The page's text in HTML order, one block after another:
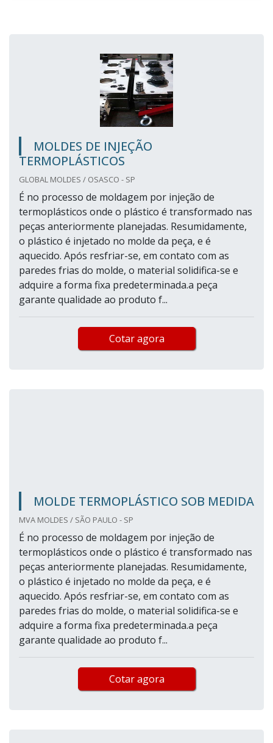
MOLDES DE INJEÇÃO
TERMOPLÁSTICOS
GLOBAL MOLDES / OSASCO - SP
É no processo de moldagem por injeção de
termoplásticos onde o plástico é transformado nas
peças anteriormente planejadas. Resumidamente,
o plástico é injetado no molde da peça, e é
aquecido. Após resfriar-se, em contato com as
paredes frias do molde, o material solidifica-se e
adquire a forma fixa predeterminada.a peça
garante qualidade ao produto f...
Cotar agora
MOLDE TERMOPLÁSTICO SOB MEDIDA
MVA MOLDES / SÃO PAULO - SP
É no processo de moldagem por injeção de
termoplásticos onde o plástico é transformado nas
peças anteriormente planejadas. Resumidamente,
o plástico é injetado no molde da peça, e é
aquecido. Após resfriar-se, em contato com as
paredes frias do molde, o material solidifica-se e
adquire a forma fixa predeterminada.a peça
garante qualidade ao produto f...
Cotar agora